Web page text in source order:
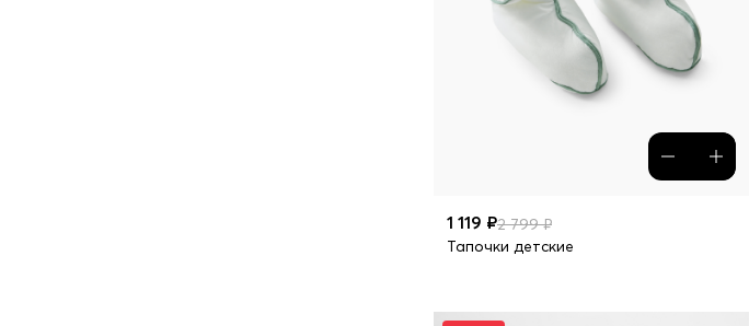
1 119 ₽2 799 ₽
Тапочки детские